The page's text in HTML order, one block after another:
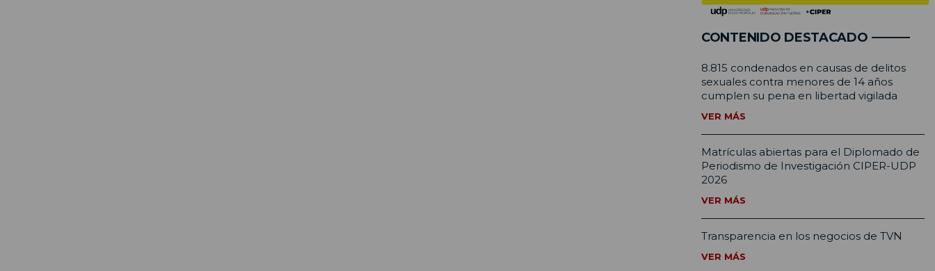
CONTENIDO DESTACADO
8.815 condenados en causas de delitos
sexuales contra menores de 14 años
cumplen su pena en libertad vigilada
VER MÁS
Matrículas abiertas para el Diplomado de
Periodismo de Investigación CIPER-UDP
2026
VER MÁS
Transparencia en los negocios de TVN
VER MÁS